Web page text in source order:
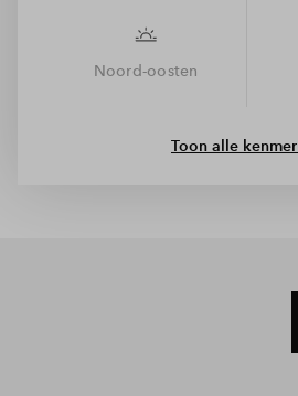
Noord-oosten
Toon alle